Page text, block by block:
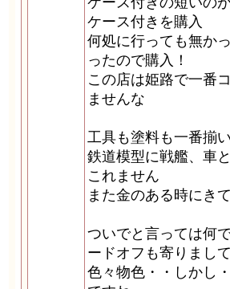
ケース付きを購入
何処に行っても無か
ったので購入！
この店は姫路で一番
ませんな
工具も塗料も一番揃
鉄道模型に戦艦、車
これません
また金のある時にき
ついでと言っては何
ードオフも寄りまし
色々物色・・しかし